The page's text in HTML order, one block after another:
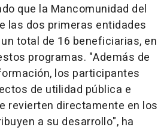
que la Mancomunidad del
las dos primeras entidades
total de 16 beneficiarias, en
programas. "Además de
los participantes
de utilidad pública e
revierten directamente en los
a su desarrollo", ha